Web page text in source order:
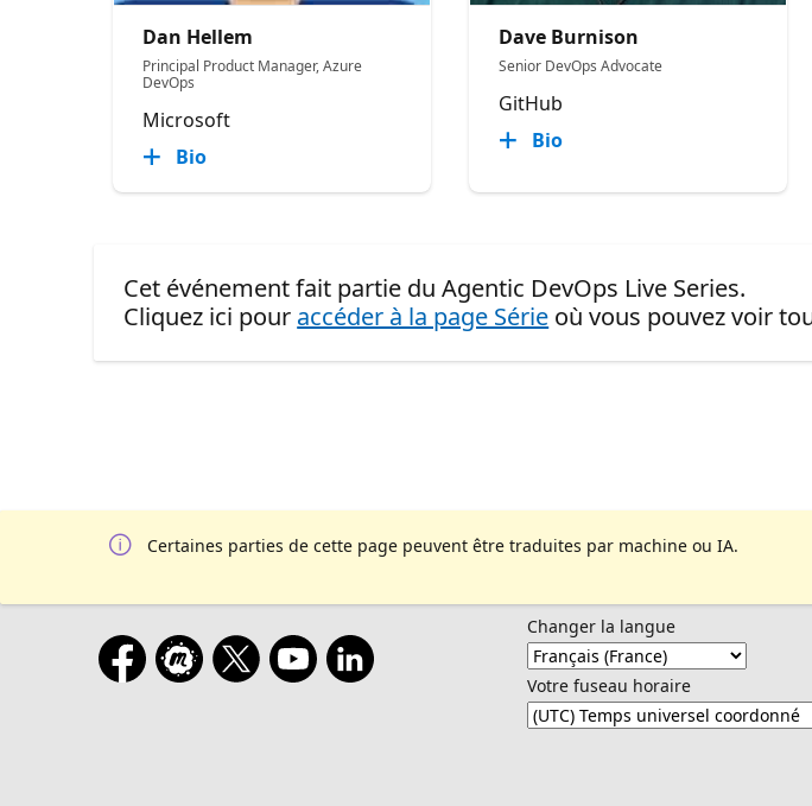
Dan Hellem
Principal Product Manager, Azure
DevOps
Microsoft
Bio
Dave Burnison
Senior DevOps Advocate
GitHub
Bio
Cet événement fait partie du Agentic DevOps Live Series.
Cliquez ici pour accéder à la page Série où vous pouvez voir
Certaines parties de cette page peuvent être traduites par machine ou IA.
Changer la langue
Votre fuseau horaire